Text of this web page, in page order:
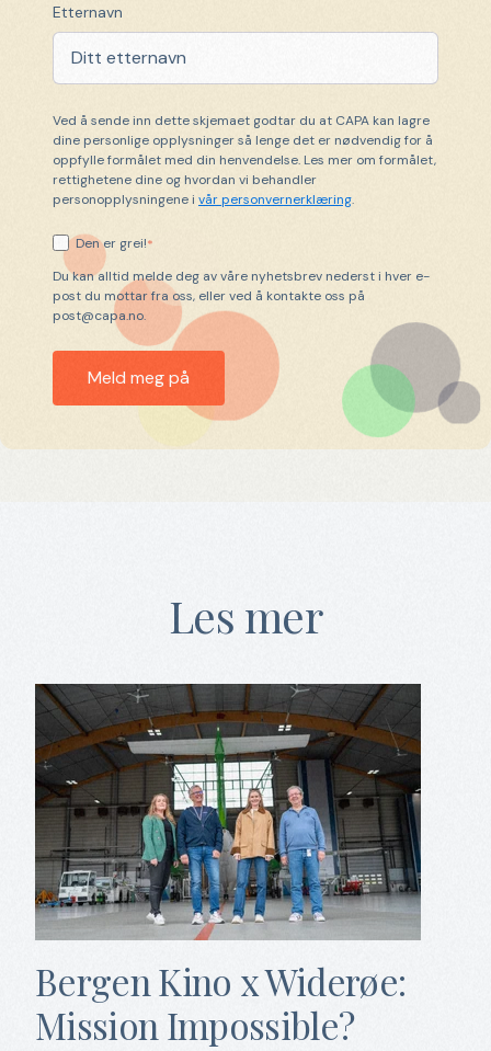
Etternavn
Ved å sende inn dette skjemaet godtar du at CAPA kan lagre
dine personlige opplysninger så lenge det er nødvendig for å
oppfylle formålet med din henvendelse. Les mer om formålet,
rettighetene dine og hvordan vi behandler
personopplysningene i vår personvernerklæring.
Den er grei!*
Du kan alltid melde deg av våre nyhetsbrev nederst i hver e-
post du mottar fra oss, eller ved å kontakte oss på
post@capa.no.
Les mer
Bergen Kino x Widerøe:
Mission Impossible?